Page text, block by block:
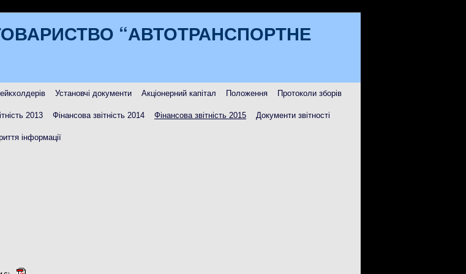
“АВТОТРАНСПОРТНЕ
Установчі документи Акціонерний капітал Положення Протоколи зборів
2013 Фінансова звітність 2014 Фінансова звітність 2015 Документи звітності
інформації